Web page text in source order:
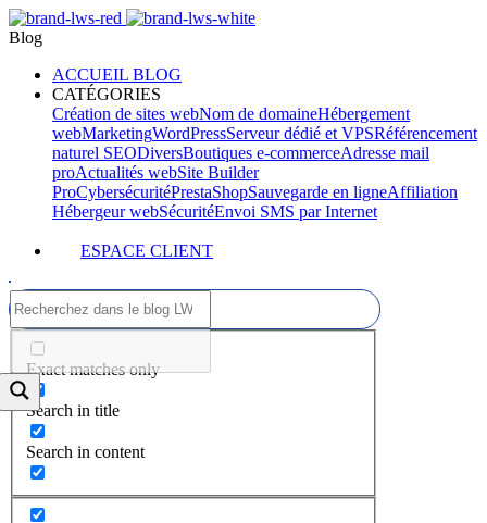
Blog
ACCUEIL BLOG
CATÉGORIES
Création de sites webNom de domaineHébergement
webMarketingWordPressServeur dédié et VPSRéférencement
naturel SEODiversBoutiques e-commerceAdresse mail
proActualités webSite Builder
ProCybersécuritéPrestaShopSauvegarde en ligneAffiliation
Hébergeur webSécuritéEnvoi SMS par Internet
ESPACE CLIENT
Exact matches only
Search in title
Search in content